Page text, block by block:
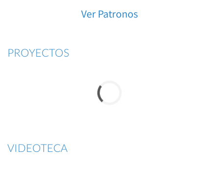
Ver Patronos
PROYECTOS
VIDEOTECA